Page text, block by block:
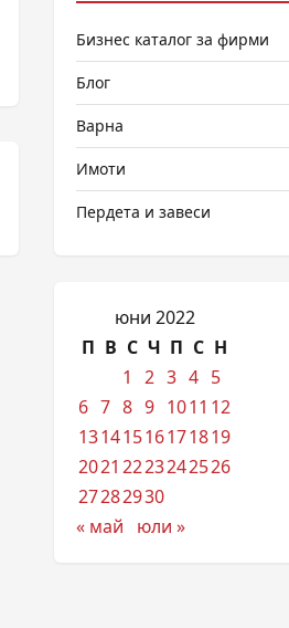
Бизнес каталог за фирми
Блог
Варна
Имоти
Пердета и завеси
юни 2022
П В С Ч П С Н
1
2 3 4 5
6 7 8 9 1011 12
13141516171819
2021 2223242526
27282930
« май
юли »